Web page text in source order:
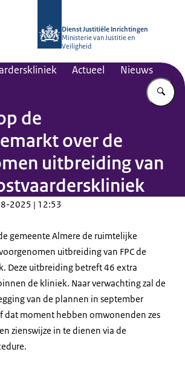
Dienst Justitiële Inrichtingen
Ministerie van Justitie en
Veiligheid
Actueel Nieuws
de
over de
uitbreiding van
2025 | 12:53
gemeente Almere de ruimtelijke
uitbreiding van FPC de
Deze uitbreiding betreft 46 extra
de kliniek. Naar verwachting zal de
van de plannen in september
dat moment hebben omwonenden zes
zienswijze in te dienen via de